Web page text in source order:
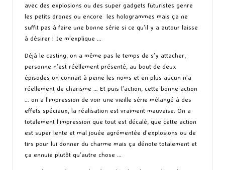
avec des explosions ou des super gadgets futuristes genre
les petits drones ou encore les hologrammes mais ça ne
suffit pas à faire une bonne série si ce qu’il y a autour laisse
à désirer ! Je m’explique …
Déjà le casting, on a même pas le temps de s’y attacher,
personne n’est réellement présenté, au bout de deux
épisodes on connait à peine les noms et en plus aucun n’a
réellement de charisme … Et puis l’action, cette bonne action
… on a l’impression de voir une vieille série mélangé à des
effets spéciaux, la réalisation est vraiment mauvaise. On a
totalement l’impression que tout est décalé, que cette action
est super lente et mal jouée agrémentée d’explosions ou de
tirs pour lui donner du charme mais ça dénote totalement et
ça ennuie plutôt qu’autre chose …